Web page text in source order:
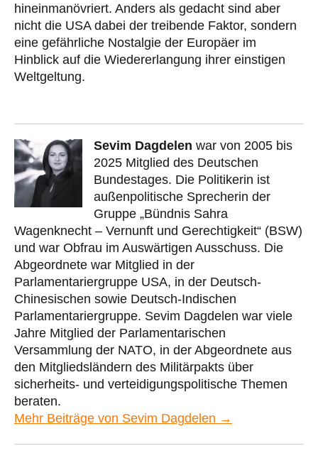
hineinmanövriert. Anders als gedacht sind aber
nicht die USA dabei der treibende Faktor, sondern
eine gefährliche Nostalgie der Europäer im
Hinblick auf die Wiedererlangung ihrer einstigen
Weltgeltung.
Sevim Dagdelen war von 2005 bis
2025 Mitglied des Deutschen
Bundestages. Die Politikerin ist
außenpolitische Sprecherin der
Gruppe „Bündnis Sahra
Wagenknecht – Vernunft und Gerechtigkeit“ (BSW)
und war Obfrau im Auswärtigen Ausschuss. Die
Abgeordnete war Mitglied in der
Parlamentariergruppe USA, in der Deutsch-
Chinesischen sowie Deutsch-Indischen
Parlamentariergruppe. Sevim Dagdelen war viele
Jahre Mitglied der Parlamentarischen
Versammlung der NATO, in der Abgeordnete aus
den Mitgliedsländern des Militärpakts über
sicherheits- und verteidigungspolitische Themen
beraten.
Mehr Beiträge von Sevim Dagdelen →